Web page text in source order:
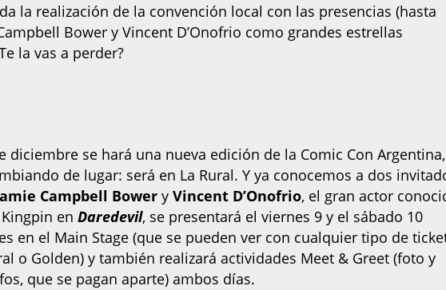
la realización de la convención local con las presencias (hasta
Bower y Vincent D’Onofrio como grandes estrellas
la vas a perder?
diciembre se hará una nueva edición de la Comic Con Argentina,
de lugar: será en La Rural. Y ya conocemos a dos
Campbell BoweryVincent D’Onofrio, el gran actor
enDaredevil, se presentará el viernes 9 y el sábado 10
en el Main Stage (que se pueden ver con cualquier tipo de
o Golden) y también realizará actividades Meet & Greet (foto y
que se pagan aparte) ambos días.